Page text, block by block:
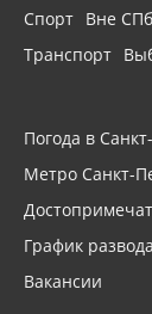
Спорт Вне СПб
Транспорт
Погода в
Метро Санкт-
График
Вакансии